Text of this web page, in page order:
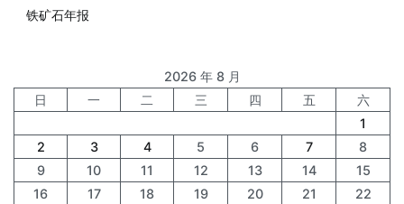
铁矿石年报
2026 年 8 月
日
一 二 三 四 五
六
1
2
3 4 5 6 7
8
9
10 11 12 13 14
15
16
17 18 19 20 21
22